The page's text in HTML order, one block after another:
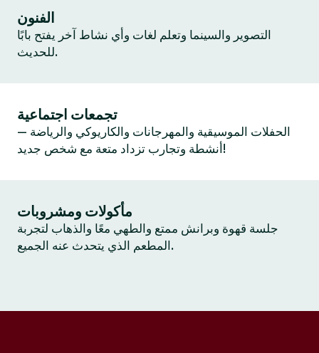
الفنون
التصوير والسينما وتعلم لغات وأي نشاط آخر يفتح بابًا
للحديث.
تجمعات اجتماعية
الحفلات الموسيقية والمهرجانات والكاريوكي والرياضة —
أنشطة وتجارب تزداد متعة مع شخص جديد!
مأكولات ومشروبات
جلسة قهوة وبرانش ممتع والطهي معًا والذهاب لتجربة
المطعم الذي يتحدث عنه الجميع.